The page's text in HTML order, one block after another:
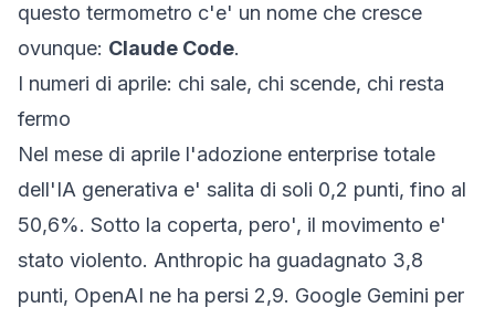
questo termometro c'e' un nome che cresce
ovunque: Claude Code.
I numeri di aprile: chi sale, chi scende, chi resta
fermo
Nel mese di aprile l'adozione enterprise totale
dell'IA generativa e' salita di soli 0,2 punti, fino al
50,6%. Sotto la coperta, pero', il movimento e'
stato violento. Anthropic ha guadagnato 3,8
punti, OpenAI ne ha persi 2,9. Google Gemini per